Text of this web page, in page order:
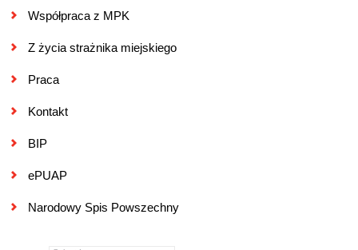
Współpraca z MPK
Z życia strażnika miejskiego
Praca
Kontakt
BIP
ePUAP
Narodowy Spis Powszechny